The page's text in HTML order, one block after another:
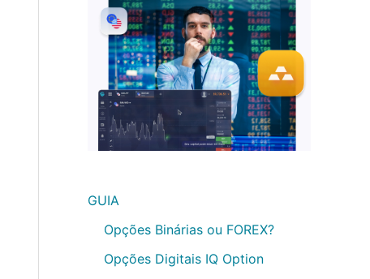
GUIA
Opções Binárias ou FOREX?
Opções Digitais IQ Option